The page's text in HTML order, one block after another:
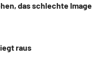
das schlechte Image
raus